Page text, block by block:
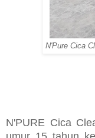
N'Pure Cica
N'PURE Cica